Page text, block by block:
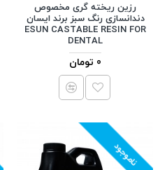
رزین ریخته گری مخصوص
دندانسازی رنگ سبز برند ایسان
ESUN CASTABLE RESIN FOR
DENTAL
0 تومان
ناموجود